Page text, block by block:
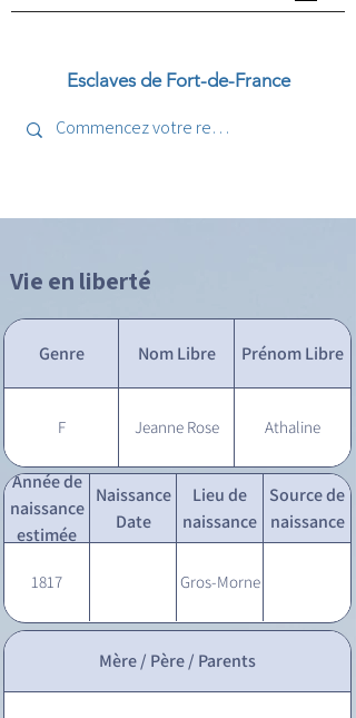
Esclaves de Fort-de-France
Vie en liberté
Genre Nom Libre Prénom Libre
F Jeanne Rose Athaline
Année de
naissance
estimée
Naissance
Date
Lieu de
naissance
Source de
naissance
1817 Gros-Morne
Mère / Père / Parents